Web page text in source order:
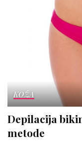
KOŽA
Depilacija
metode